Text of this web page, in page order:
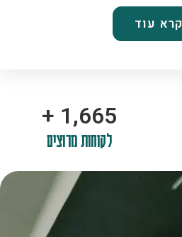
קרא עוד
2,100
+
לקוחות מרוצים